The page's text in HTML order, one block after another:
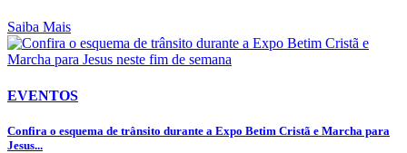
Saiba Mais
EVENTOS
Confira o esquema de trânsito durante a Expo Betim Cristã e Marcha para
Jesus...